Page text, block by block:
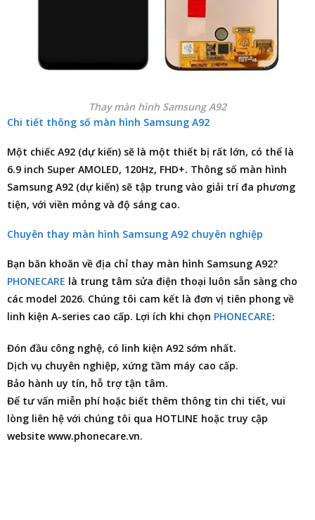
Thay màn hình Samsung A92
Chi tiết thông số màn hình Samsung A92
Một chiếc A92 (dự kiến) sẽ là một thiết bị rất lớn, có thể là
6.9 inch Super AMOLED, 120Hz, FHD+. Thông số màn hình
Samsung A92 (dự kiến) sẽ tập trung vào giải trí đa phương
tiện, với viền mỏng và độ sáng cao.
Chuyên thay màn hình Samsung A92 chuyên nghiệp
Bạn băn khoăn về địa chỉ thay màn hình Samsung A92?
PHONECARE là trung tâm sửa điện thoại luôn sẵn sàng cho
các model 2026. Chúng tôi cam kết là đơn vị tiên phong về
linh kiện A-series cao cấp. Lợi ích khi chọn PHONECARE:
Đón đầu công nghệ, có linh kiện A92 sớm nhất.
Dịch vụ chuyên nghiệp, xứng tầm máy cao cấp.
Bảo hành uy tín, hỗ trợ tận tâm.
Để tư vấn miễn phí hoặc biết thêm thông tin chi tiết, vui
lòng liên hệ với chúng tôi qua HOTLINE hoặc truy cập
website www.phonecare.vn.